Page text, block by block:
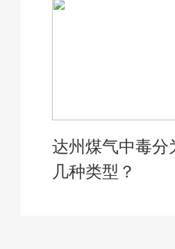
达州煤气中毒分
几种类型？